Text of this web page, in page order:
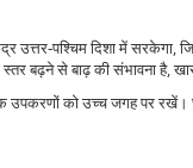
दिशा में सरकेगा,
स्तर बढ़ने से बाढ़ की संभावना है,
को उच्च जगह पर रखें।